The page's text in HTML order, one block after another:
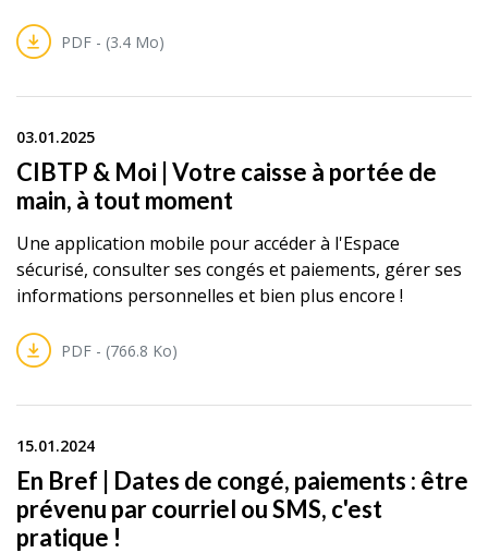
PDF - (3.4 Mo)
03.01.2025
CIBTP & Moi | Votre caisse à portée de
main, à tout moment
Une application mobile pour accéder à l'Espace
sécurisé, consulter ses congés et paiements, gérer ses
informations personnelles et bien plus encore !
PDF - (766.8 Ko)
15.01.2024
En Bref | Dates de congé, paiements : être
prévenu par courriel ou SMS, c'est
pratique !